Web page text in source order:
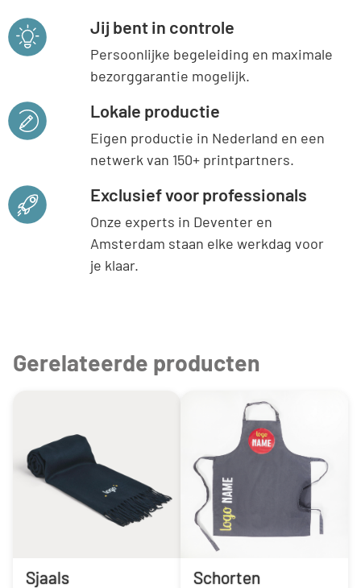
Jij bent in controle
Persoonlijke begeleiding en maximale
bezorggarantie mogelijk.
Lokale productie
Eigen productie in Nederland en een
netwerk van 150+ printpartners.
Exclusief voor professionals
Onze experts in Deventer en
Amsterdam staan elke werkdag voor
je klaar.
Gerelateerde producten
Sjaals Schorten